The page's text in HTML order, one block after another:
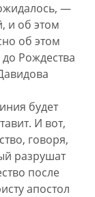
—
и об этом
об этом
Рождества
будет
И вот,
говоря,
разрушат
после
апостол